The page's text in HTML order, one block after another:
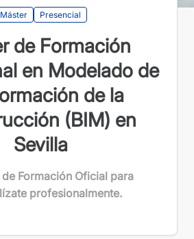
Máster Presencial
de Formación
en Modelado de
de la
(BIM) en
Sevilla
de Formación Oficial para
profesionalmente.